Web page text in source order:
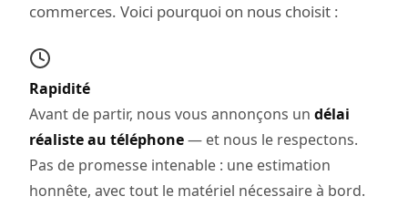
commerces. Voici pourquoi on nous choisit :
Rapidité
Avant de partir, nous vous annonçons un délai
réaliste au téléphone— et nous le respectons.
Pas de promesse intenable : une estimation
honnête, avec tout le matériel nécessaire à bord.